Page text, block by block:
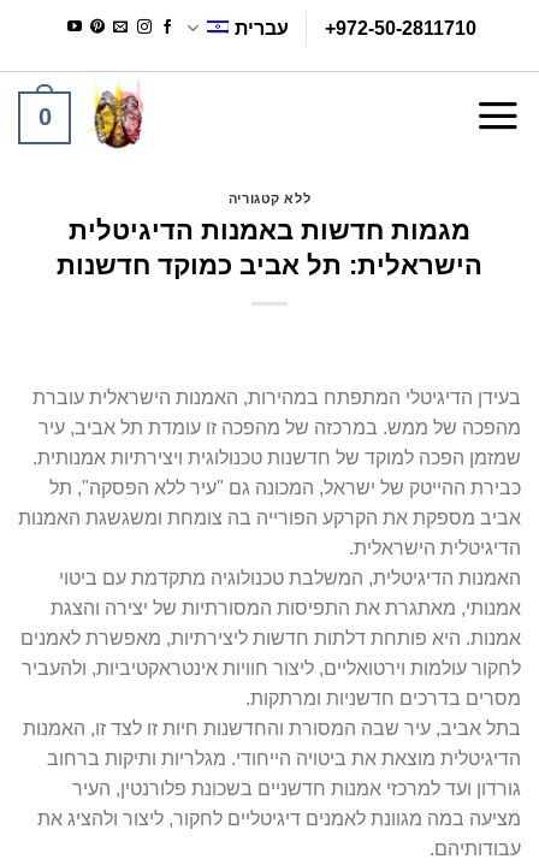
content
+972-50-2811710 עברית
0
ללא קטגוריה
מגמות חדשות באמנות הדיגיטלית
הישראלית: תל אביב כמוקד חדשנות
בעידן הדיגיטלי המתפתח במהירות, האמנות הישראלית עוברת
מהפכה של ממש. במרכזה של מהפכה זו עומדת תל אביב, עיר
שמזמן הפכה למוקד של חדשנות טכנולוגית ויצירתיות אמנותית.
כבירת ההייטק של ישראל, המכונה גם "עיר ללא הפסקה", תל
אביב מספקת את הקרקע הפורייה בה צומחת ומשגשגת האמנות
הדיגיטלית הישראלית.
האמנות הדיגיטלית, המשלבת טכנולוגיה מתקדמת עם ביטוי
אמנותי, מאתגרת את התפיסות המסורתיות של יצירה והצגת
אמנות. היא פותחת דלתות חדשות ליצירתיות, מאפשרת לאמנים
לחקור עולמות וירטואליים, ליצור חוויות אינטראקטיביות, ולהעביר
מסרים בדרכים חדשניות ומרתקות.
בתל אביב, עיר שבה המסורת והחדשנות חיות זו לצד זו, האמנות
הדיגיטלית מוצאת את ביטויה הייחודי. מגלריות ותיקות ברחוב
גורדון ועד למרכזי אמנות חדשניים בשכונת פלורנטין, העיר
מציעה במה מגוונת לאמנים דיגיטליים לחקור, ליצור ולהציג את
עבודותיהם.